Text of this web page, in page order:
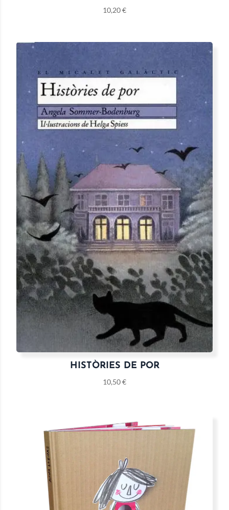
10,20€
HISTÒRIES DE POR
10,50€